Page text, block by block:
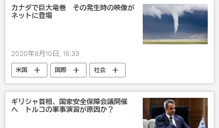
カナダで巨大竜巻 その発生時の映像が
ネットに登場
2020年8月10日, 16:33
米国 国際
社会
災害・事故・事件
カナダ
ギリシャ首相、国家安全保障会議開催
へ トルコの軍事演習が原因か？